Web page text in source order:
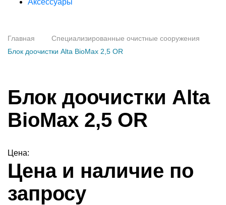
Аксессуары
Главная
Специализированные очистные сооружения
Блок доочистки Alta BioMax 2,5 OR
Блок доочистки Alta
BioMax 2,5 OR
Цена:
Цена и наличие по
запросу